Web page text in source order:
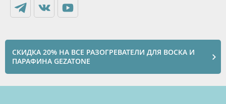
СКИДКА 20% НА ВСЕ РАЗОГРЕВАТЕЛИ ДЛЯ ВОСКА И
ПАРАФИНА GEZATONE